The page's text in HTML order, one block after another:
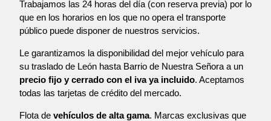
Trabajamos las 24 horas del día (con reserva previa) por lo
que en los horarios en los que no opera el transporte
público puede disponer de nuestros servicios.
Le garantizamos la disponibilidad del mejor vehículo para
su traslado de León hasta Barrio de Nuestra Señora a un
precio fijo y cerrado con el iva ya incluido. Aceptamos
todas las tarjetas de crédito del mercado.
Flota de vehículos de alta gama. Marcas exclusivas que